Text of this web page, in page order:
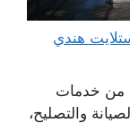
52227330 فني ستلايت هندي
من خدمات
والتصليح،